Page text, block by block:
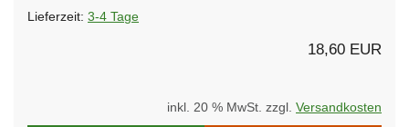
Lieferzeit: 3-4 Tage
18,60 EUR
inkl. 20 % MwSt. zzgl. Versandkosten